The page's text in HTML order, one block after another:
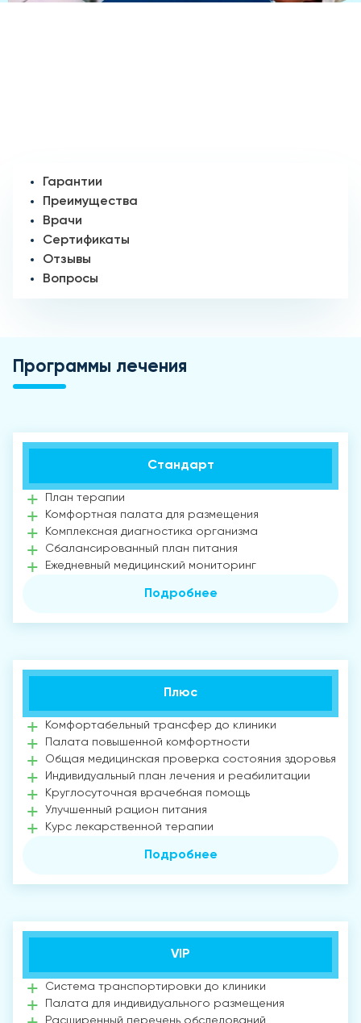
Гарантии
Преимущества
Врачи
Сертификаты
Отзывы
Вопросы
Программы лечения
Стандарт
План терапии
Комфортная палата для размещения
Комплексная диагностика организма
Сбалансированный план питания
Ежедневный медицинский мониторинг
Подробнее
Плюс
Комфортабельный трансфер до клиники
Палата повышенной комфортности
Общая медицинская проверка состояния здоровья
Индивидуальный план лечения и реабилитации
Круглосуточная врачебная помощь
Улучшенный рацион питания
Курс лекарственной терапии
Подробнее
VIP
Система транспортировки до клиники
Палата для индивидуального размещения
Расширенный перечень обследований